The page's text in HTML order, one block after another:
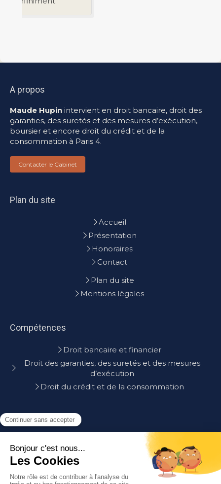
A propos
Maude Hupin intervient en droit bancaire, droit des
garanties, des suretés et des mesures d’exécution,
boursier et encore droit du crédit et de la
consommation à Paris 4.
Contacter le Cabinet
Plan du site
Accueil
Présentation
Honoraires
Contact
Plan du site
Mentions légales
Compétences
Droit bancaire et financier
Droit des garanties, des suretés et des mesures
d’exécution
Droit du crédit et de la consommation
Contact
36 quai de Béthune
Afficher le téléphone